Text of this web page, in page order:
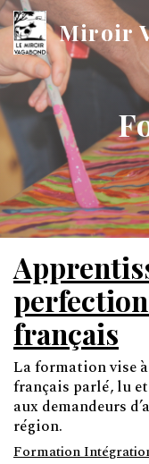
Miroir
F
français
La formation vise
français parlé, lu
aux demandeurs
région.
Formation